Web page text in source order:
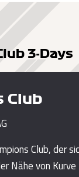
3-Days
Club
Club, der
Nähe von Kurve